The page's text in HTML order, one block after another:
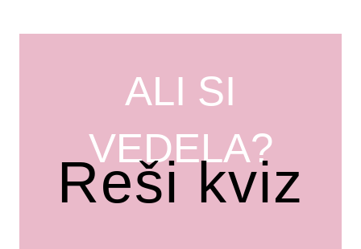
ALI SI
VEDELA?
Reši kviz